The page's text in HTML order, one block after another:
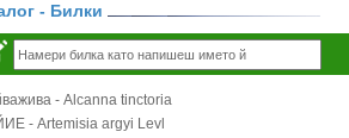
- Билки
- Alcanna tinctoria
- Artemisia argyi Levl